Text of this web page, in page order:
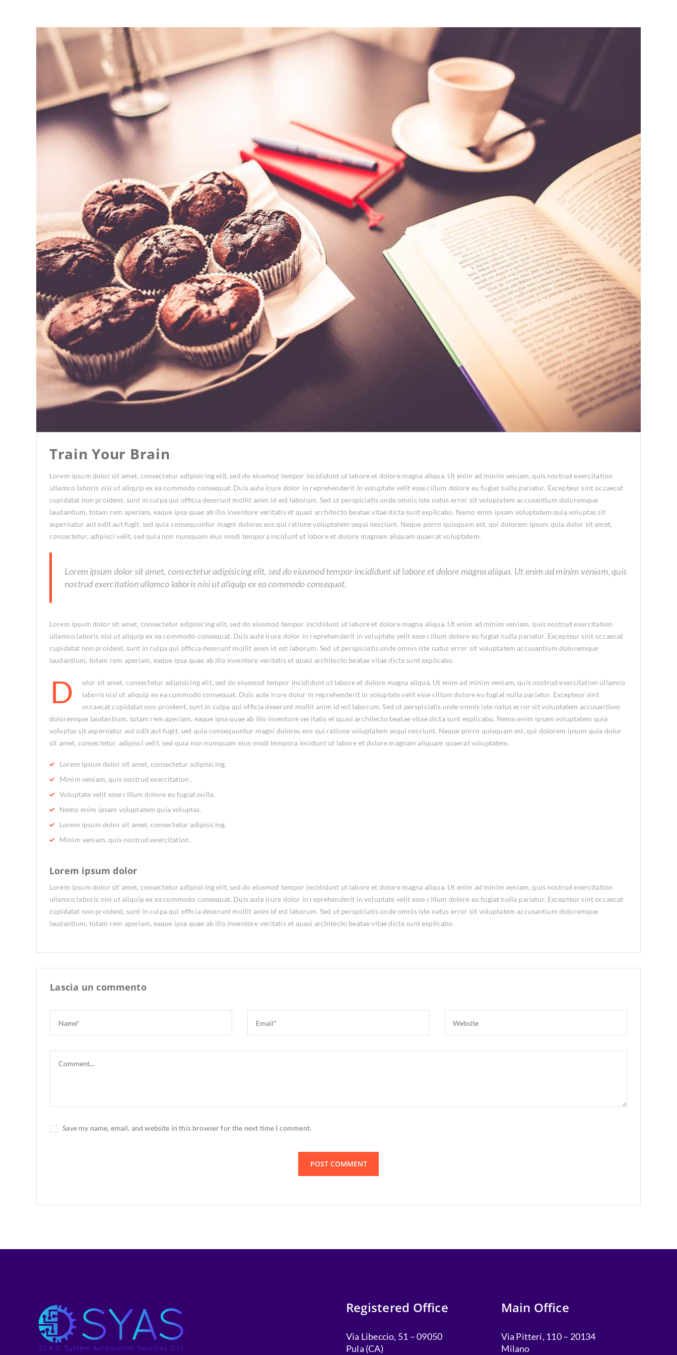
Train Your Brain
Lorem ipsum dolor sit amet, consectetur adipisicing elit, sed do eiusmod tempor incididunt ut labore et dolore magna aliqua. Ut enim ad minim veniam, quis nostrud exercitation
ullamco laboris nisi ut aliquip ex ea commodo consequat. Duis aute irure dolor in reprehenderit in voluptate velit esse cillum dolore eu fugiat nulla pariatur. Excepteur sint occaecat
cupidatat non proident, sunt in culpa qui officia deserunt mollit anim id est laborum. Sed ut perspiciatis unde omnis iste natus error sit voluptatem accusantium doloremque
laudantium, totam rem aperiam, eaque ipsa quae ab illo inventore veritatis et quasi architecto beatae vitae dicta sunt explicabo. Nemo enim ipsam voluptatem quia voluptas sit
aspernatur aut odit aut fugit, sed quia consequuntur magni dolores eos qui ratione voluptatem sequi nesciunt. Neque porro quisquam est, qui dolorem ipsum quia dolor sit amet,
consectetur, adipisci velit, sed quia non numquam eius modi tempora incidunt ut labore et dolore magnam aliquam quaerat voluptatem.
Lorem ipsum dolor sit amet, consectetur adipisicing elit, sed do eiusmod tempor incididunt ut labore et dolore magna aliqua. Ut enim ad minim veniam, quis
nostrud exercitation ullamco laboris nisi ut aliquip ex ea commodo consequat.
Lorem ipsum dolor sit amet, consectetur adipisicing elit, sed do eiusmod tempor incididunt ut labore et dolore magna aliqua. Ut enim ad minim veniam, quis nostrud exercitation
ullamco laboris nisi ut aliquip ex ea commodo consequat. Duis aute irure dolor in reprehenderit in voluptate velit esse cillum dolore eu fugiat nulla pariatur. Excepteur sint occaecat
cupidatat non proident, sunt in culpa qui officia deserunt mollit anim id est laborum. Sed ut perspiciatis unde omnis iste natus error sit voluptatem accusantium doloremque
laudantium, totam rem aperiam, eaque ipsa quae ab illo inventore veritatis et quasi architecto beatae vitae dicta sunt explicabo.
D
olor sit amet, consectetur adipisicing elit, sed do eiusmod tempor incididunt ut labore et dolore magna aliqua. Ut enim ad minim veniam, quis nostrud exercitation ullamco
laboris nisi ut aliquip ex ea commodo consequat. Duis aute irure dolor in reprehenderit in voluptate velit esse cillum dolore eu fugiat nulla pariatur. Excepteur sint
occaecat cupidatat non proident, sunt in culpa qui officia deserunt mollit anim id est laborum. Sed ut perspiciatis unde omnis iste natus error sit voluptatem accusantium
doloremque laudantium, totam rem aperiam, eaque ipsa quae ab illo inventore veritatis et quasi architecto beatae vitae dicta sunt explicabo. Nemo enim ipsam voluptatem quia
voluptas sit aspernatur aut odit aut fugit, sed quia consequuntur magni dolores eos qui ratione voluptatem sequi nesciunt. Neque porro quisquam est, qui dolorem ipsum quia dolor
sit amet, consectetur, adipisci velit, sed quia non numquam eius modi tempora incidunt ut labore et dolore magnam aliquam quaerat voluptatem.
Lorem ipsum dolor sit amet, consectetur adipisicing.
Minim veniam, quis nostrud exercitation .
Voluptate velit esse cillum dolore eu fugiat nulla.
Nemo enim ipsam voluptatem quia voluptas.
Lorem ipsum dolor sit amet, consectetur adipisicing.
Minim veniam, quis nostrud exercitation .
Lorem ipsum dolor
Lorem ipsum dolor sit amet, consectetur adipisicing elit, sed do eiusmod tempor incididunt ut labore et dolore magna aliqua. Ut enim ad minim veniam, quis nostrud exercitation
ullamco laboris nisi ut aliquip ex ea commodo consequat. Duis aute irure dolor in reprehenderit in voluptate velit esse cillum dolore eu fugiat nulla pariatur. Excepteur sint occaecat
cupidatat non proident, sunt in culpa qui officia deserunt mollit anim id est laborum. Sed ut perspiciatis unde omnis iste natus error sit voluptatem accusantium doloremque
laudantium, totam rem aperiam, eaque ipsa quae ab illo inventore veritatis et quasi architecto beatae vitae dicta sunt explicabo.
Lascia un commento
Save my name, email, and website in this browser for the next time I comment.
Registered Office
Via Libeccio, 51 – 09050
Pula (CA)
Main Office
Via Pitteri, 110 – 20134
Milano